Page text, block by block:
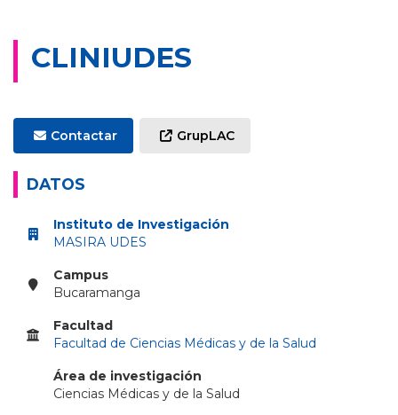
CLINIUDES
Contactar GrupLAC
DATOS
Instituto de Investigación
MASIRA UDES
Campus
Bucaramanga
Facultad
Facultad de Ciencias Médicas y de la Salud
Área de investigación
Ciencias Médicas y de la Salud